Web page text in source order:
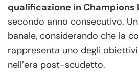
qualificazione in Champions
secondo anno consecutivo.
banale, considerando che la
rappresenta uno degli
nell’era post-scudetto.